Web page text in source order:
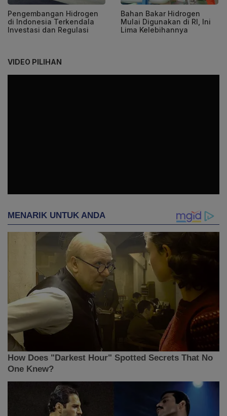
Pengembangan Hidrogen
di Indonesia Terkendala
Investasi dan Regulasi
Bahan Bakar Hidrogen
Mulai Digunakan di RI, Ini
Lima Kelebihannya
VIDEO PILIHAN